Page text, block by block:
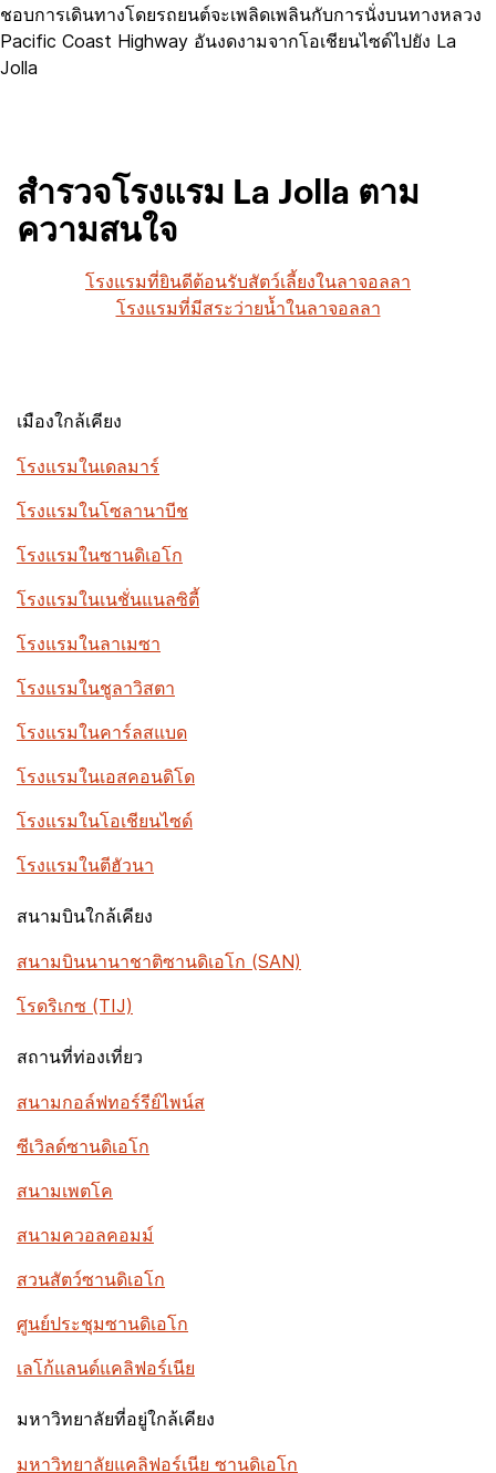
ชอบการเดินทางโดยรถยนต์จะเพลิดเพลินกับการนั่งบนทางหลวง
Pacific Coast Highway อันงดงามจากโอเชียนไซด์ไปยัง La
Jolla
สำรวจโรงแรม La Jolla ตาม
ความสนใจ
โรงแรมที่ยินดีต้อนรับสัตว์เลี้ยงในลาจอลลา
โรงแรมที่มีสระว่ายน้ำในลาจอลลา
เมืองใกล้เคียง
โรงแรมในเดลมาร์
โรงแรมในโซลานาบีช
โรงแรมในซานดิเอโก
โรงแรมในเนชั่นแนลซิตี้
โรงแรมในลาเมซา
โรงแรมในชูลาวิสตา
โรงแรมในคาร์ลสแบด
โรงแรมในเอสคอนดิโด
โรงแรมในโอเชียนไซด์
โรงแรมในตีฮัวนา
สนามบินใกล้เคียง
สนามบินนานาชาติซานดิเอโก (SAN)
โรดริเกซ (TIJ)
สถานที่ท่องเที่ยว
สนามกอล์ฟทอร์รีย์ไพน์ส
ซีเวิลด์ซานดิเอโก
สนามเพตโค
สนามควอลคอมม์
สวนสัตว์ซานดิเอโก
ศูนย์ประชุมซานดิเอโก
เลโก้แลนด์แคลิฟอร์เนีย
มหาวิทยาลัยที่อยู่ใกล้เคียง
มหาวิทยาลัยแคลิฟอร์เนีย ซานดิเอโก